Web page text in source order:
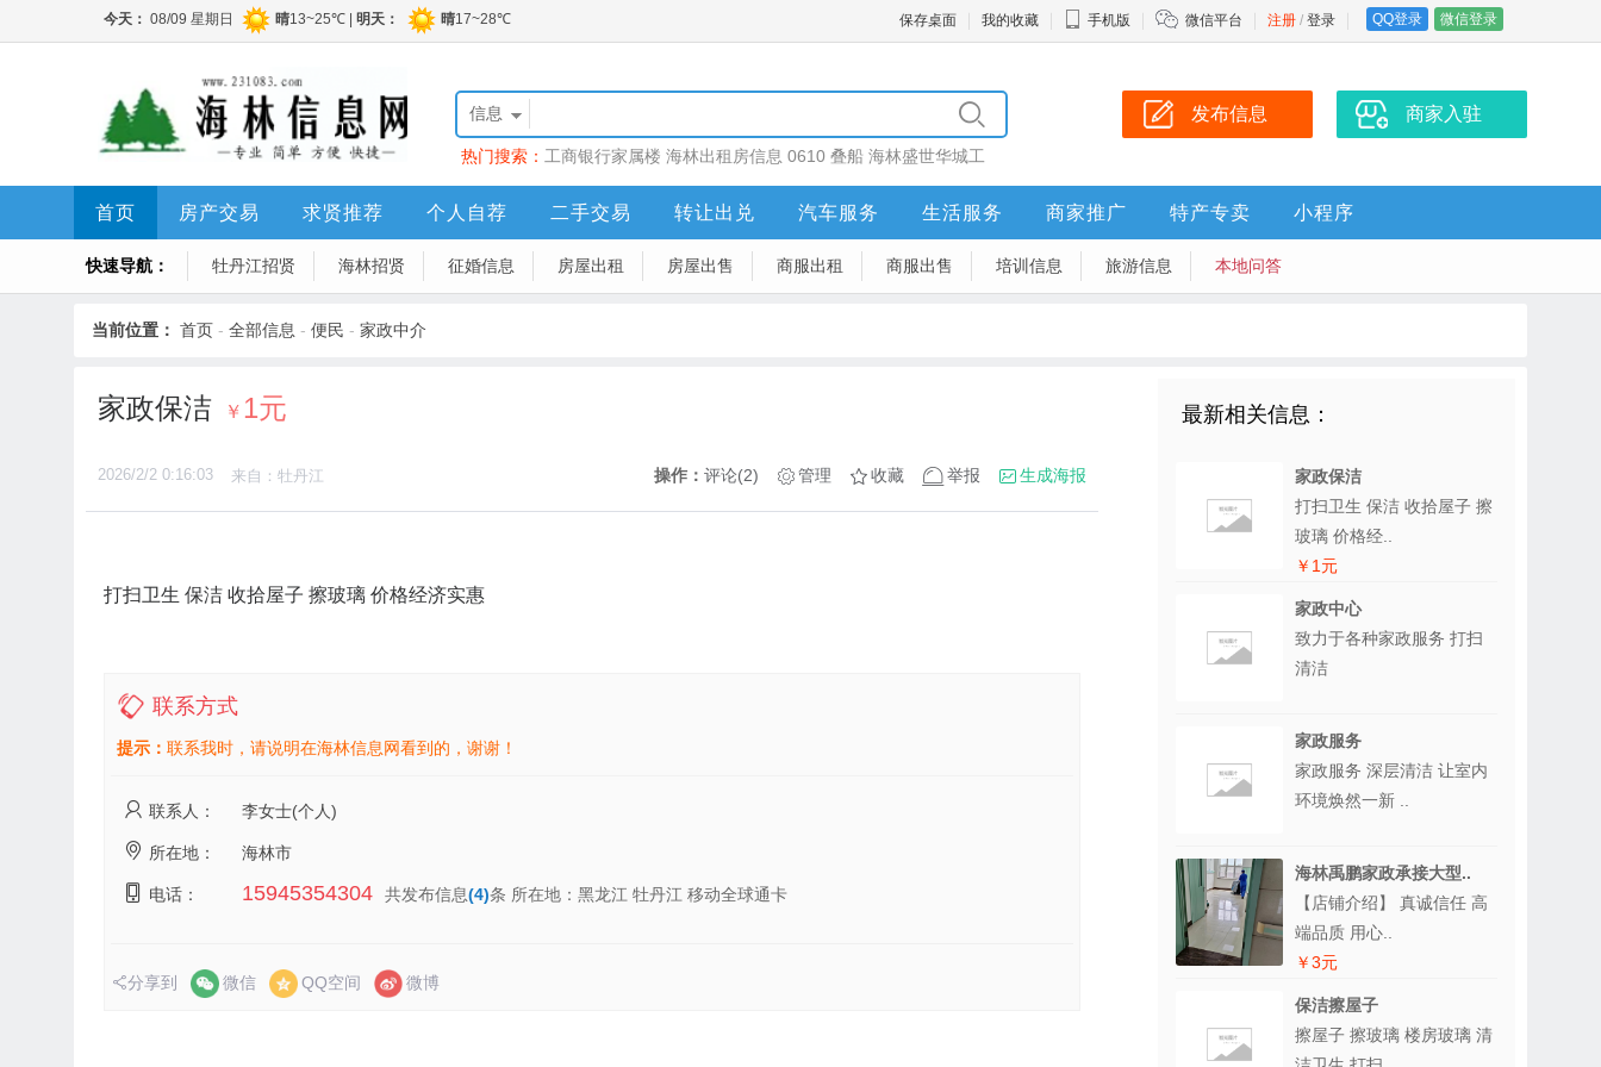
注册 / 登录 QQ登录 微信登录
保存桌面 我的收藏 手机版 微信平台
信息
热门搜索： 工商银行家属楼 海林出租房信息 0610 叠船 海林盛世华城工
程顶账房
发布信息 商家入驻
首页 房产交易 求贤推荐 个人自荐 二手交易 转让出兑 汽车服务 生活服务 商家推广 特产专卖 小程序
快速导航： 牡丹江招贤 海林招贤 征婚信息 房屋出租 房屋出售 商服出租 商服出售 培训信息 旅游信息 本地问答
当前位置： 首页 - 全部信息 - 便民 - 家政中介
家政保洁 ￥ 1元
2026/2/2 0:16:03 来自：牡丹江 操作： 评论(2) 管理 收藏 举报 生成海报
打扫卫生 保洁 收拾屋子 擦玻璃 价格经济实惠
联系方式
提示： 联系我时，请说明在海林信息网看到的，谢谢！
联系人： 李女士(个人)
所在地： 海林市
电话： 15945354304 共发布信息(4)条 所在地：黑龙江 牡丹江 移动全球通卡
分享到 微信 QQ空间 微博
最新相关信息：
家政保洁
打扫卫生 保洁 收拾屋子 擦
玻璃 价格经..
￥1元
家政中心
致力于各种家政服务 打扫
清洁
家政服务
家政服务 深层清洁 让室内
环境焕然一新 ..
海林禹鹏家政承接大型..
【店铺介绍】 真诚信任 高
端品质 用心..
￥3元
保洁擦屋子
擦屋子 擦玻璃 楼房玻璃 清